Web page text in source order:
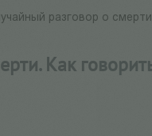
разговор о
Как